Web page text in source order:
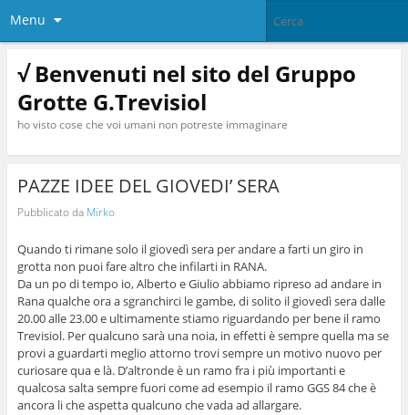
Menu
√ Benvenuti nel sito del Gruppo
Grotte G.Trevisiol
ho visto cose che voi umani non potreste immaginare
PAZZE IDEE DEL GIOVEDI’ SERA
Pubblicato da Mirko
Quando ti rimane solo il giovedì sera per andare a farti un giro in
grotta non puoi fare altro che infilarti in RANA.
Da un po di tempo io, Alberto e Giulio abbiamo ripreso ad andare in
Rana qualche ora a sgranchirci le gambe, di solito il giovedì sera dalle
20.00 alle 23.00 e ultimamente stiamo riguardando per bene il ramo
Trevisiol. Per qualcuno sarà una noia, in effetti è sempre quella ma se
provi a guardarti meglio attorno trovi sempre un motivo nuovo per
curiosare qua e là. D’altronde è un ramo fra i più importanti e
qualcosasalta sempre fuori come ad esempio il ramo GGS 84 che è
ancora li che aspetta qualcuno che vada ad allargare.